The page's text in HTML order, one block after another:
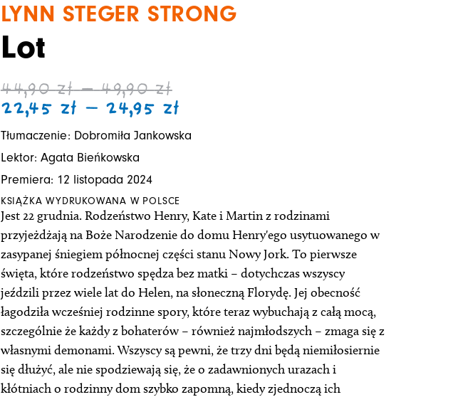
LYNN STEGER STRONG
Lot
44,90zł – 49,90złZakres
cen:
od
22,45 zł – 24,95 zł
od
Tłumaczenie: Dobromiła Jankowska
Lektor: Agata Bieńkowska
Premiera: 12 listopada 2024
KSIĄŻKA WYDRUKOWANA W POLSCE
Jest 22 grudnia. Rodzeństwo Henry, Kate i Martin z rodzinami
przyjeżdżają na Boże Narodzenie do domu Henry'ego usytuowanego w
zasypanej śniegiem północnej części stanu Nowy Jork. To pierwsze
święta, które rodzeństwo spędza bez matki – dotychczas wszyscy
jeździli przez wiele lat do Helen, na słoneczną Florydę. Jej obecność
łagodziła wcześniej rodzinne spory, które teraz wybuchają z całą mocą,
szczególnie że każdy z bohaterów – również najmłodszych – zmaga się z
własnymi demonami. Wszyscy są pewni, że trzy dni będą niemiłosiernie
się dłużyć, ale nie spodziewają się, że o zadawnionych urazach i
kłótniach o rodzinny dom szybko zapomną, kiedy zjednoczą ich